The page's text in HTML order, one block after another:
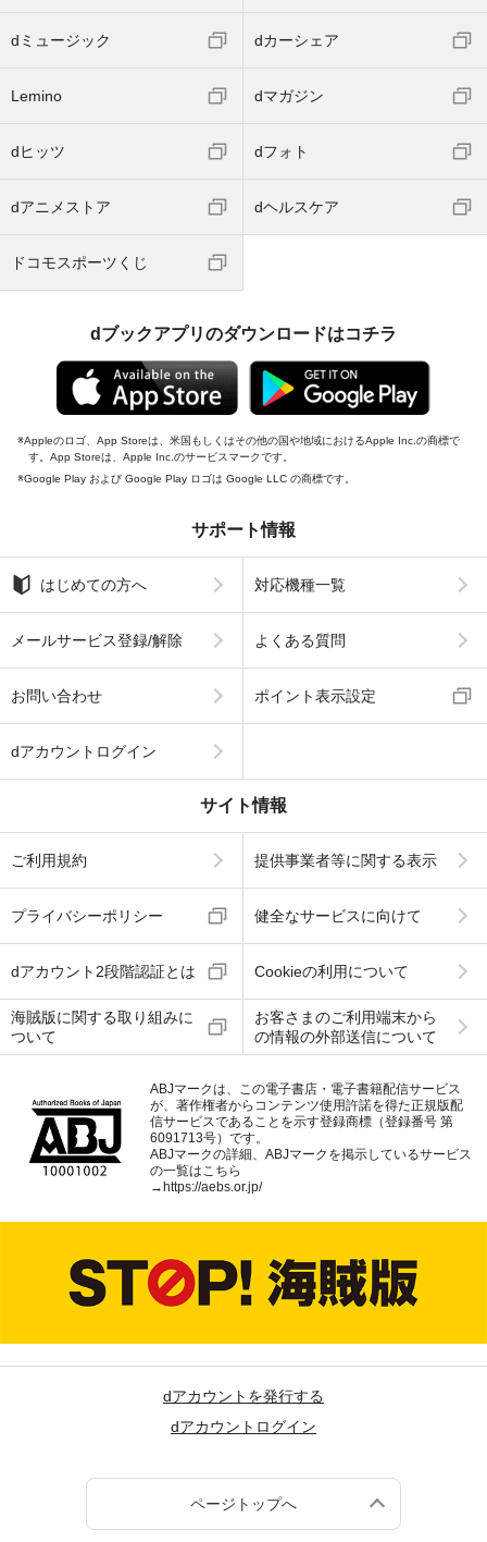
dミュージック dカーシェア
Lemino dマガジン
dヒッツ dフォト
dアニメストア dヘルスケア
ドコモスポーツくじ
dブックアプリのダウンロードはコチラ
Appleのロゴ、App Storeは、米国もしくはその他の国や地域におけるApple Inc.の商標で
す。App Storeは、Apple Inc.のサービスマークです。
Google Play および Google Play ロゴは Google LLC の商標です。
サポート情報
はじめての方へ 対応機種一覧
メールサービス登録/解除 よくある質問
お問い合わせ ポイント表示設定
dアカウントログイン
サイト情報
ご利用規約 提供事業者等に関する表示
プライバシーポリシー 健全なサービスに向けて
dアカウント2段階認証とは Cookieの利用について
海賊版に関する取り組みに
ついて
お客さまのご利用端末から
の情報の外部送信について
ABJマークは、この電子書店・電子書籍配信サービス
が、著作権者からコンテンツ使用許諾を得た正規版配
信サービスであることを示す登録商標（登録番号 第
6091713号）です。
ABJマークの詳細、ABJマークを掲示しているサービス
の一覧はこちら
→https://aebs.or.jp/
dアカウントを発行する
dアカウントログイン
ページトップへ